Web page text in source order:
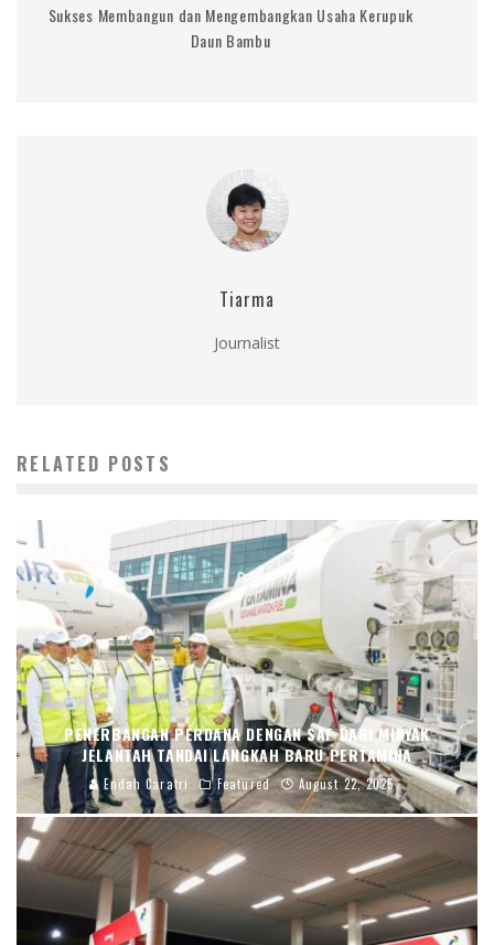
Sukses Membangun dan Mengembangkan Usaha Kerupuk
Daun Bambu
Tiarma
Journalist
RELATED POSTS
PENERBANGAN PERDANA DENGAN SAF DARI MINYAK
JELANTAH TANDAI LANGKAH BARU PERTAMINA
Endah Caratri Featured August 22, 2025